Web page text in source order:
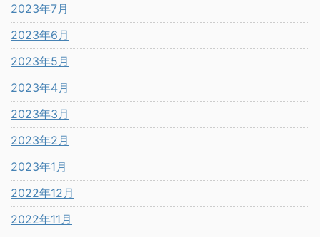
2023年7月
2023年6月
2023年5月
2023年4月
2023年3月
2023年2月
2023年1月
2022年12月
2022年11月